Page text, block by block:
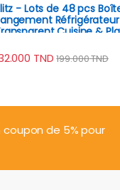
- Lots de 48 pcs
Cuisine &
TND 199.000TND
coupon de 5% pour